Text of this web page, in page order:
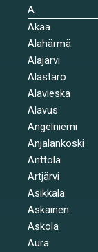
A
Akaa
Alahärmä
Alajärvi
Alastaro
Alavieska
Alavus
Angelniemi
Anjalankoski
Anttola
Artjärvi
Asikkala
Askainen
Askola
Aura